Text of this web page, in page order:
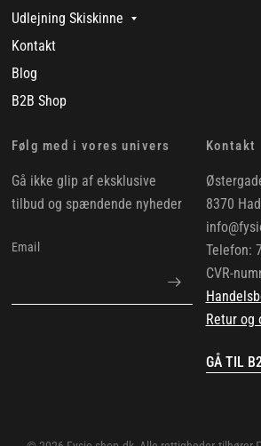
Udlejning Skiskinne
Kontakt
Blog
B2B Shop
Følg med i vores univers
Gå ikke glip af eksklusive
tilbud og spændende nyheder
Email
Kontakt
8370
Telefon:
CVR-
Retur og
GÅ TIL